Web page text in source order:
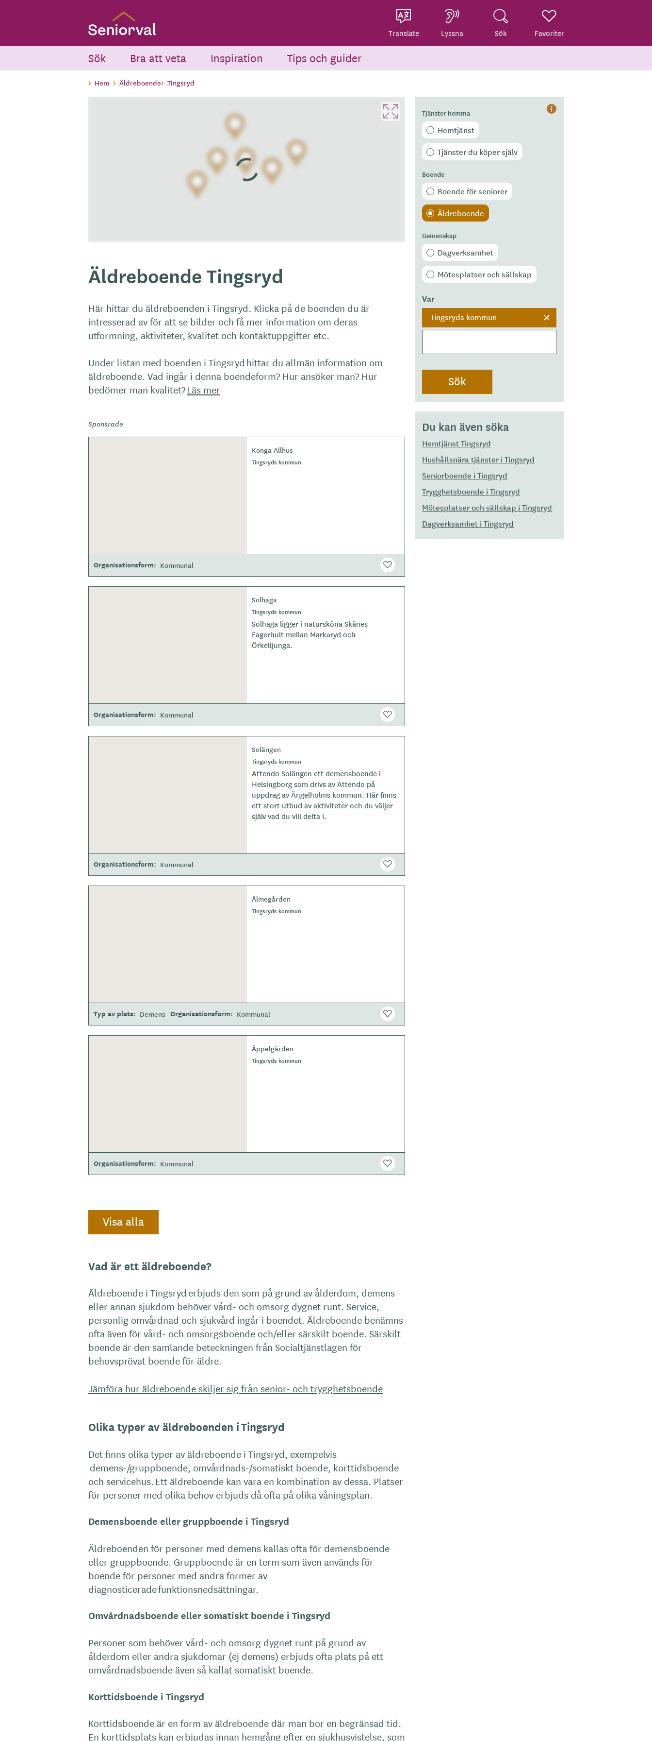
Translate Lyssna Sök Favoriter
Sök Bra att veta Inspiration Tips och guider
Hem Äldreboende Tingsryd
Hjälp
Tjänster hemma
Hemtjänst
Tjänster du köper själv
Boende
Boende för seniorer
Äldreboende
Gemenskap
Dagverksamhet
Mötesplatser och sällskap
Var
Tingsryds kommun
Du kan även söka
Hemtjänst Tingsryd
Hushållsnära tjänster i Tingsryd
Seniorboende i Tingsryd
Trygghetsboende i Tingsryd
Mötesplatser och sällskap i Tingsryd
Dagverksamhet i Tingsryd
Äldreboende Tingsryd
Här hittar du äldreboenden i Tingsryd. Klicka på de boenden du är
intresserad av för att se bilder och få mer information om deras
utformning, aktiviteter, kvalitet och kontaktuppgifter etc.
Under listan med boenden i Tingsryd hittar du allmän information om
äldreboende. Vad ingår i denna boendeform? Hur ansöker man? Hur
bedömer man kvalitet?Läs mer
Sponsrade
Konga Allhus
Tingsryds kommun
Organisationsform Kommunal
Solhaga
Tingsryds kommun
Solhaga ligger i natursköna Skånes
Fagerhult mellan Markaryd och
Örkelljunga.
Organisationsform Kommunal
Solängen
Tingsryds kommun
Attendo Solängen ett demensboende i
Helsingborg som drivs av Attendo på
uppdrag av Ängelholms kommun. Här finns
ett stort utbud av aktiviteter och du väljer
själv vad du vill delta i.
Organisationsform Kommunal
Älmegården
Tingsryds kommun
Typ av plats Demens Organisationsform Kommunal
Äppelgården
Tingsryds kommun
Organisationsform Kommunal
Visa alla
Vad är ett äldreboende?
Äldreboende i Tingsryd erbjuds den som på grund av ålderdom, demens
eller annan sjukdom behöver vård- och omsorg dygnet runt. Service,
personlig omvårdnad och sjukvård ingår i boendet. Äldreboende benämns
ofta även för vård- och omsorgsboende och/eller särskilt boende. Särskilt
boende är den samlande beteckningen från Socialtjänstlagen för
behovsprövat boende för äldre.
Jämföra hur äldreboende skiljer sig från senior- och trygghetsboende
Olika typer av äldreboenden i Tingsryd
Det finns olika typer av äldreboende i Tingsryd, exempelvis
demens-/gruppboende, omvårdnads-/somatiskt boende, korttidsboende
och servicehus. Ett äldreboende kan vara en kombination av dessa. Platser
för personer med olika behov erbjuds då ofta på olika våningsplan.
Demensboende eller gruppboende i Tingsryd
Äldreboenden för personer med demens kallas ofta för demensboende
eller gruppboende. Gruppboende är en term som även används för
boende för personer med andra former av
diagnosticerade funktionsnedsättningar.
Omvårdnadsboende eller somatiskt boende i Tingsryd
Personer som behöver vård- och omsorg dygnet runt på grund av
ålderdom eller andra sjukdomar (ej demens) erbjuds ofta plats på ett
omvårdnadsboende även så kallat somatiskt boende.
Korttidsboende i Tingsryd
Korttidsboende är en form av äldreboende där man bor en begränsad tid.
En korttidsplats kan erbjudas innan hemgång efter en sjukhusvistelse, som